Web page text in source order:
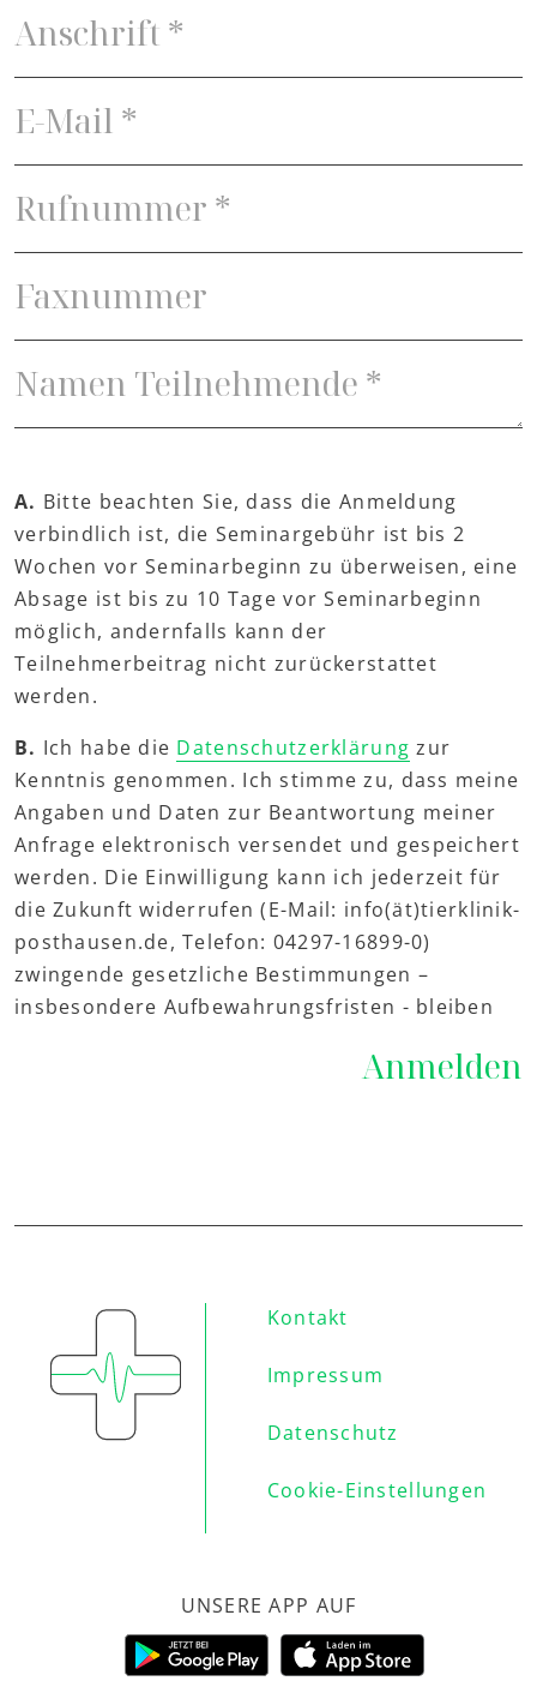
A. Bitte beachten Sie, dass die Anmeldung
verbindlich ist, die Seminargebühr ist bis 2
Wochen vor Seminarbeginn zu überweisen, eine
Absage ist bis zu 10 Tage vor Seminarbeginn
möglich, andernfalls kann der
Teilnehmerbeitrag nicht zurückerstattet
werden.
B. Ich habe die Datenschutzerklärung zur
Kenntnis genommen. Ich stimme zu, dass meine
Angaben und Daten zur Beantwortung meiner
Anfrage elektronisch versendet und gespeichert
werden. Die Einwilligung kann ich jederzeit für
die Zukunft widerrufen (E-Mail: info(ät)tierklinik-
posthausen.de, Telefon: 04297-16899-0)
zwingende gesetzliche Bestimmungen –
insbesondere Aufbewahrungsfristen - bleiben
Anmelden
Kontakt
Impressum
Datenschutz
Cookie-Einstellungen
UNSERE APP AUF